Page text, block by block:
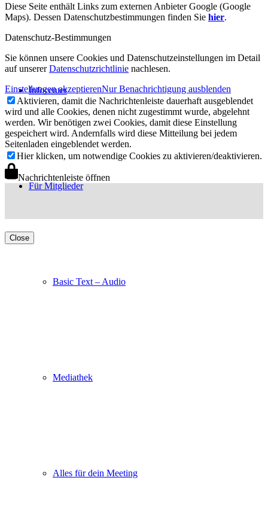
Infocenter
Für Mitglieder
Basic Text – Audio
Mediathek
Alles für dein Meeting
Diese Seite enthält Links zum externen Anbieter Google (Google
Maps). Dessen Datenschutzbestimmungen finden Sie hier.
Datenschutz-Bestimmungen
Sie können unsere Cookies und Datenschutzeinstellungen im Detail
auf unsererDatenschutzrichtlinie nachlesen.
Einstellungen akzeptierenNur Benachrichtigung ausblenden
Aktivieren, damit die Nachrichtenleiste dauerhaft ausgeblendet
wird und alle Cookies, denen nicht zugestimmt wurde, abgelehnt
werden. Wir benötigen zwei Cookies, damit diese Einstellung
gespeichert wird. Andernfalls wird diese Mitteilung bei jedem
Seitenladen eingeblendet werden.
Hier klicken, um notwendige Cookies zu aktivieren/deaktivieren.
Nachrichtenleiste öffnen
Close